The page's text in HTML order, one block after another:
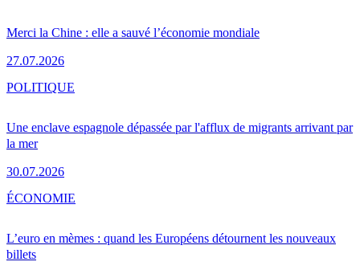
Merci la Chine : elle a sauvé l’économie mondiale
27.07.2026
Une enclave espagnole dépassée par l'afflux de migrants arrivant par
la mer
30.07.2026
POLITIQUE
L’euro en mèmes : quand les Européens détournent les nouveaux
billets
ÉCONOMIE